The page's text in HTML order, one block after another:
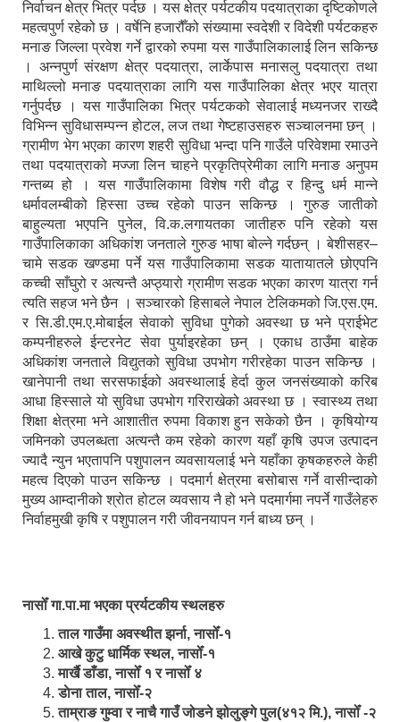
निर्वाचन क्षेत्र भित्र पर्दछ । यस क्षेत्र पर्यटकीय पदयात्राका दृष्टिकोणले
महत्वपुर्ण रहेको छ । वर्षेनि हजारौँको संख्यामा स्वदेशी र विदेशी पर्यटकहरु
मनाङ जिल्ला प्रवेश गर्ने द्वारको रुपमा यस गाउँपालिकालाई लिन सकिन्छ
। अन्नपुर्ण संरक्षण क्षेत्र पदयात्रा, लार्केपास मनासलु पदयात्रा तथा
माथिल्लो मनाङ पदयात्राका लागि यस गाउँपालिका क्षेत्र भएर यात्रा
गर्नुपर्दछ । यस गाउँपालिका भित्र पर्यटकको सेवालाई मध्यनजर राख्दै
विभिन्न सुविधासम्पन्न होटल, लज तथा गेष्टहाउसहरु सञ्चालनमा छन् ।
ग्रामीण भेग भएका कारण शहरी सुविधा भन्दा पनि गाउँले परिवेशमा रमाउने
तथा पदयात्राको मज्जा लिन चाहने प्रकृतिप्रेमीका लागि मनाङ अनुपम
गन्तब्य हो । यस गाउँपालिकामा विशेष गरी वौद्ध र हिन्दु धर्म मान्ने
धर्मावलम्बीको हिस्सा उच्च रहेको पाउन सकिन्छ । गुरुङ जातीको
बाहुल्यता भएपनि पुनेल, वि.क.लगायतका जातीहरु पनि रहेको यस
गाउँपालिकाका अधिकांश जनताले गुरुङ भाषा बोल्ने गर्दछन् । बेशीसहर–
चामे सडक खण्डमा पर्ने यस गाउँपालिकामा सडक यातायातले छोएपनि
कच्ची साँघुरो र अत्यन्तै अप्ठ्यारो ग्रामीण सडक भएका कारण यात्रा गर्न
त्यति सहज भने छैन । सञ्चारको हिसाबले नेपाल टेलिकमको जि.एस.एम.
र सि.डी.एम.ए.मोबाईल सेवाको सुविधा पुगेको अवस्था छ भने प्राईभेट
कम्पनीहरुले ईन्टरनेट सेवा पुर्याइरहेका छन् । एकाध ठाउँमा बाहेक
अधिकांश जनताले विद्युतको सुविधा उपभोग गरीरहेका पाउन सकिन्छ ।
खानेपानी तथा सरसफाईको अवस्थालाई हेर्दा कुल जनसंख्याको करिब
आधा हिस्साले यो सुविधा उपभोग गरिराखेको अवस्था छ । स्वास्थ्य तथा
शिक्षा क्षेत्रमा भने आशातीत रुपमा विकाश हुन सकेको छैन । कृषियोग्य
जमिनको उपलब्धता अत्यन्तै कम रहेको कारण यहाँ कृषि उपज उत्पादन
ज्यादै न्युन भएतापनि पशुपालन व्यवसायलाई भने यहाँका कृषकहरुले केही
महत्व दिएको पाउन सकिन्छ । पदमार्ग क्षेत्रमा बसोबास गर्ने वासीन्दाको
मुख्य आम्दानीको श्रोत होटल व्यवसाय नै हो भने पदमार्गमा नपर्ने गाउँलेहरु
निर्वाहमुखी कृषि र पशुपालन गरी जीवनयापन गर्न बाध्य छन् ।
नासोँ गा.पा.मा भएका प्रर्यटकीय स्थलहरु
ताल गाउँमा अवस्थीत झर्ना, नासोँ-१
आखे कुटु धार्मिक स्थल, नासोँ-१
मार्खै डाँडा, नासोँ १ र नासोँ ४
डाेना ताल, नासोँ-२
ताम्राङ गुम्वा र नाचै गाउँ जोडने झोलुङ्गे पुल(४१२ मि.), नासोँ -२